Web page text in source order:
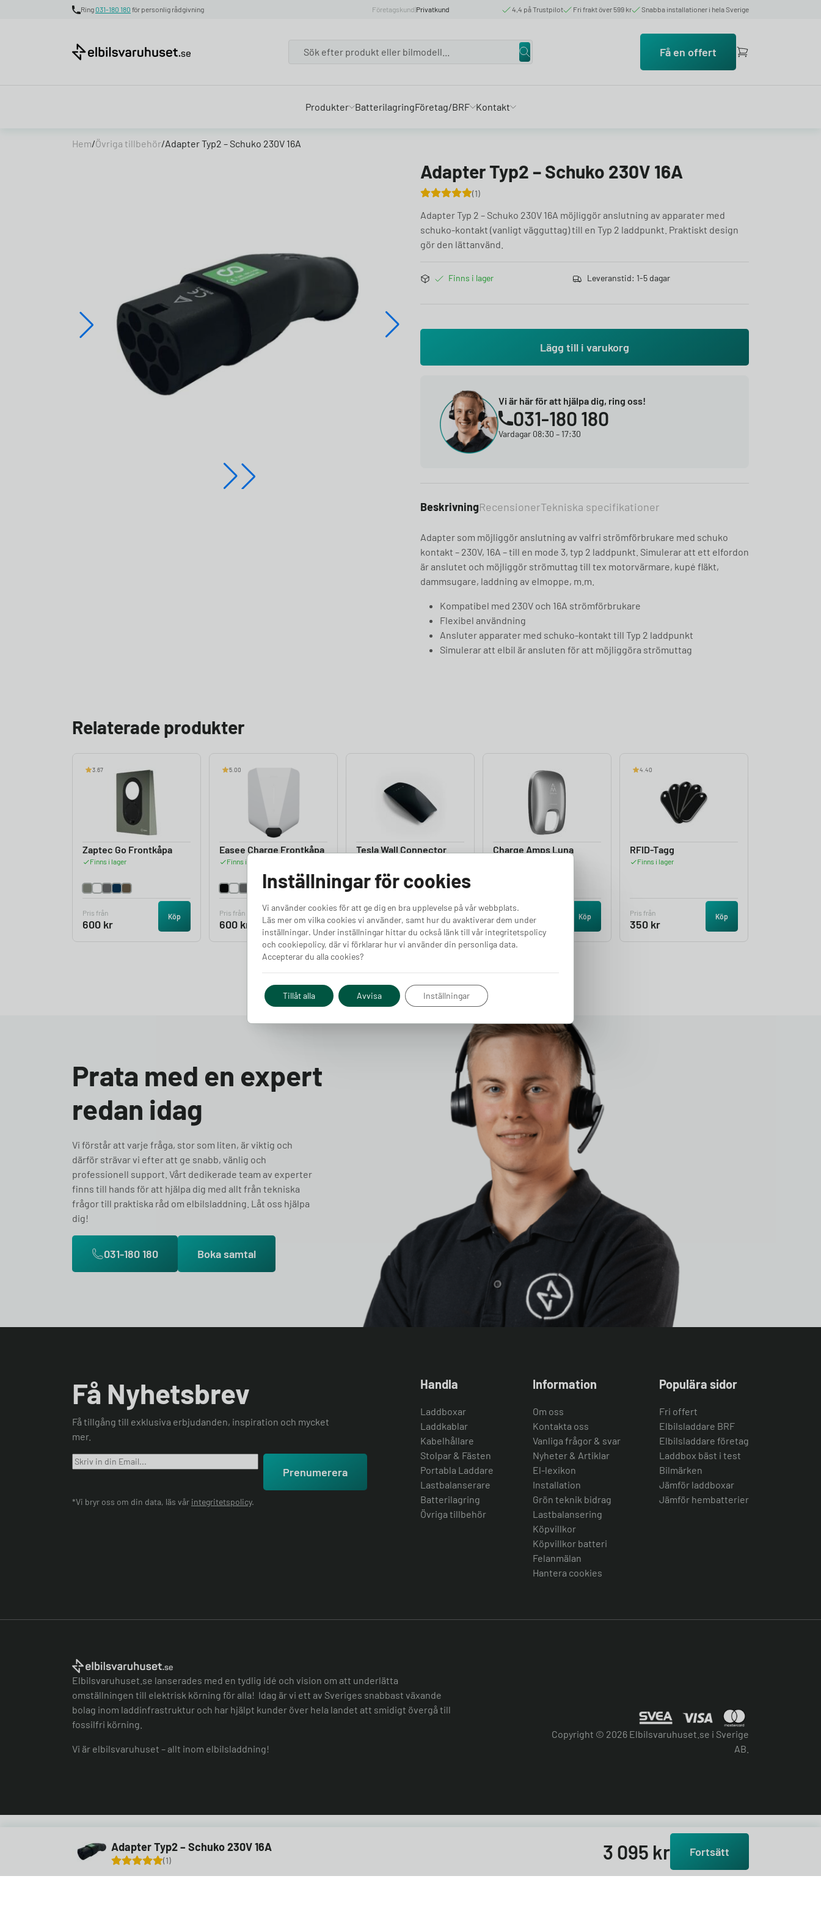
Ring031-180 180 för personlig rådgivning Företagskund|Privatkund 4,4 på Trustpilot Fri frakt över 599 kr Snabba installationer i hela Sverige
Få en offert
Produkter BatterilagringFöretag/BRF Kontakt
Hem/Övriga tillbehör/Adapter Typ2 – Schuko 230V 16A
Adapter Typ2 – Schuko 230V 16A
1
Adapter Typ 2 – Schuko 230V 16A möjliggör anslutning av apparater med
schuko-kontakt (vanligt vägguttag) till en Typ 2 laddpunkt. Praktiskt design
gör den lättanvänd.
Finns i lager Leveranstid: 1-5 dagar
Lägg till i varukorg
Vi är här för att hjälpa dig, ring oss!
031-180 180
Vardagar 08:30 – 17:30
BeskrivningRecensionerTekniska specifikationer
Adapter som möjliggör anslutning av valfri strömförbrukare med schuko
kontakt – 230V, 16A – till en mode 3, typ 2 laddpunkt. Simulerar att ett elfordon
är anslutet och möjliggör strömuttag till tex motorvärmare, kupé fläkt,
dammsugare, laddning av elmoppe, m.m.
Kompatibel med 230V och 16A strömförbrukare
Flexibel användning
Ansluter apparater med schuko-kontakt till Typ 2 laddpunkt
Simulerar att elbil är ansluten för att möjliggöra strömuttag
Relaterade produkter
3.67
Zaptec Go Frontkåpa
Finns i lager
Pris från
600 kr
Köp
5.00
Easee Charge Frontkåpa
Finns i lager
Pris från
600 kr
Köp
Tesla Wall Connector
Finns i lager
Pris från
1 990kr
Köp
Charge Amps Luna
Pris från
1 190kr
Köp
4.40
RFID-Tagg
Finns i lager
Pris från
350 kr
Köp
Prata med en expert
redan idag
Vi förstår att varje fråga, stor som liten, är viktig och
därför strävar vi efter att ge snabb, vänlig och
professionell support. Vårt dedikerade team av experter
finns till hands för att hjälpa dig med allt från tekniska
frågor till praktiska råd om elbilsladdning. Låt oss hjälpa
dig!
031-180 180 Boka samtal
Få Nyhetsbrev
Få tillgång till exklusiva erbjudanden, inspiration och mycket
mer.
Prenumerera
*Vi bryr oss om din data, läs vår integritetspolicy.
Handla
Laddboxar
Laddkablar
Kabelhållare
Stolpar & Fästen
Portabla Laddare
Lastbalanserare
Batterilagring
Övriga tillbehör
Information
Om oss
Kontakta oss
Vanliga frågor & svar
Nyheter & Artiklar
El-lexikon
Installation
Grön teknik bidrag
Lastbalansering
Köpvillkor
Köpvillkor batteri
Felanmälan
Hantera cookies
Populära sidor
Fri offert
Elbilsladdare BRF
Elbilsladdare företag
Laddbox bäst i test
Bilmärken
Jämför laddboxar
Jämför hembatterier
Elbilsvaruhuset.se lanserades med en tydlig idé och vision om att underlätta
omställningen till elektrisk körning för alla! Idag är vi ett av Sveriges snabbast växande
bolag inom laddinfrastruktur och har hjälpt kunder över hela landet att smidigt övergå till
fossilfri körning.
Vi är elbilsvaruhuset – allt inom elbilsladdning!
Copyright © 2026 Elbilsvaruhuset.se i Sverige
AB.
Inställningar för cookies
Vi använder cookies för att ge dig en bra upplevelse på vår webbplats.
Läs mer om vilka cookies vi använder, samt hur du avaktiverar dem under
inställningar. Under inställningar hittar du också länk till vår integritetspolicy
och cookiepolicy, där vi förklarar hur vi använder din personliga data.
Accepterar du alla cookies?
Tillåt alla Avvisa Inställningar
Adapter Typ2 – Schuko 230V 16A
1 3 095 kr Fortsätt